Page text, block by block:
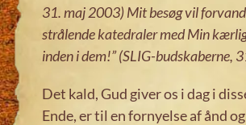
31. maj 2003) Mit besøg vil
strålende katedraler med Min
inden i dem!” (SLIG-budskaberne,
Det kald, Gud giver os i dag i
Ende, er til en fornyelse af ånd